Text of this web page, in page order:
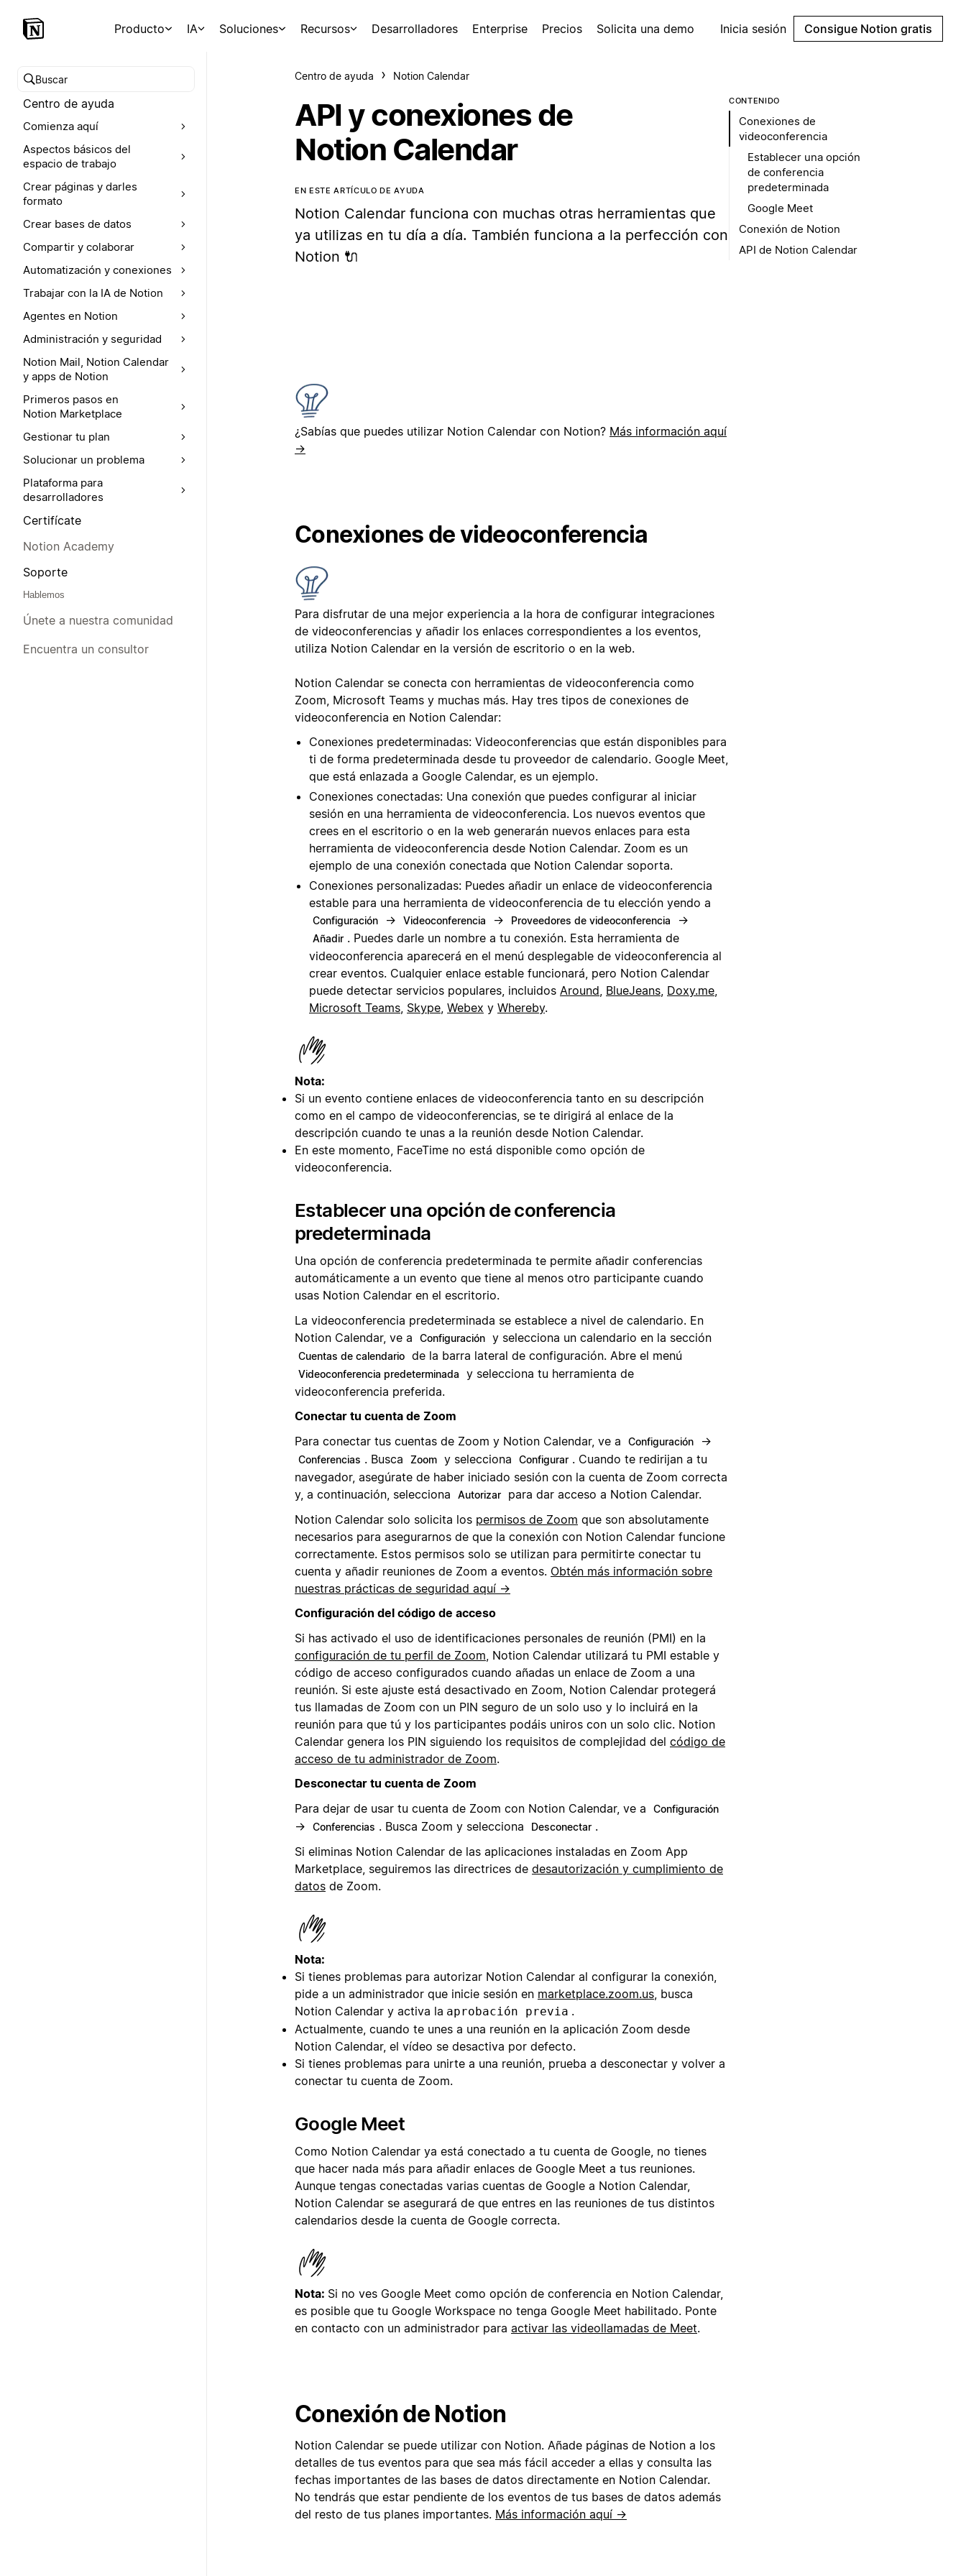
Producto IA Soluciones Recursos Desarrolladores Enterprise Precios Solicita una demo Inicia sesión Consigue Notion gratis
Buscar en el Centro de ayuda
Centro de ayuda
Comienza aquí
Aspectos básicos del
espacio de trabajo
Crear páginas y darles
formato
Crear bases de datos
Compartir y colaborar
Automatización y conexiones
Trabajar con la IA de Notion
Agentes en Notion
Administración y seguridad
Notion Mail, Notion Calendar
y apps de Notion
Primeros pasos en
Notion Marketplace
Gestionar tu plan
Solucionar un problema
Plataforma para
desarrolladores
Certifícate
Notion Academy
Soporte
Hablemos
Únete a nuestra comunidad
Encuentra un consultor
Centro de ayuda Notion Calendar
API y conexiones de
Notion Calendar
EN ESTE ARTÍCULO DE AYUDA
Notion Calendar funciona con muchas otras herramientas que
ya utilizas en tu día a día. También funciona a la perfección con
Notion 🔌
¿Sabías que puedes utilizar Notion Calendar con Notion? Más información aquí
→
Conexiones de videoconferencia
Para disfrutar de una mejor experiencia a la hora de configurar integraciones
de videoconferencias y añadir los enlaces correspondientes a los eventos,
utiliza Notion Calendar en la versión de escritorio o en la web.
Notion Calendar se conecta con herramientas de videoconferencia como
Zoom, Microsoft Teams y muchas más. Hay tres tipos de conexiones de
videoconferencia en Notion Calendar:
Conexiones predeterminadas: Videoconferencias que están disponibles para
ti de forma predeterminada desde tu proveedor de calendario. Google Meet,
que está enlazada a Google Calendar, es un ejemplo.
Conexiones conectadas: Una conexión que puedes configurar al iniciar
sesión en una herramienta de videoconferencia. Los nuevos eventos que
crees en el escritorio o en la web generarán nuevos enlaces para esta
herramienta de videoconferencia desde Notion Calendar. Zoom es un
ejemplo de una conexión conectada que Notion Calendar soporta.
Conexiones personalizadas: Puedes añadir un enlace de videoconferencia
estable para una herramienta de videoconferencia de tu elección yendo a
Configuración → Videoconferencia → Proveedores de videoconferencia →
Añadir . Puedes darle un nombre a tu conexión. Esta herramienta de
videoconferencia aparecerá en el menú desplegable de videoconferencia al
crear eventos. Cualquier enlace estable funcionará, pero Notion Calendar
puede detectar servicios populares, incluidos Around BlueJeans Doxy.me
Microsoft Teams Skype Webex y Whereby.
Nota:
Si un evento contiene enlaces de videoconferencia tanto en su descripción
como en el campo de videoconferencias, se te dirigirá al enlace de la
descripción cuando te unas a la reunión desde Notion Calendar.
En este momento, FaceTime no está disponible como opción de
videoconferencia.
Establecer una opción de conferencia
predeterminada
Una opción de conferencia predeterminada te permite añadir conferencias
automáticamente a un evento que tiene al menos otro participante cuando
usas Notion Calendar en el escritorio.
La videoconferencia predeterminada se establece a nivel de calendario. En
Notion Calendar, ve a
Configuración y selecciona un calendario en la sección
Cuentas de calendario de la barra lateral de configuración. Abre el menú
Videoconferencia predeterminada
y selecciona tu herramienta de
videoconferencia preferida.
Conectar tu cuenta de Zoom
Para conectar tus cuentas de Zoom y Notion Calendar, ve a
Configuración →
Conferencias . Busca Zoom y selecciona Configurar . Cuando te redirijan a tu
navegador, asegúrate de haber iniciado sesión con la cuenta de Zoom correcta
y, a continuación, selecciona
Autorizar
para dar acceso a Notion Calendar.
Notion Calendar solo solicita los permisos de Zoom que son absolutamente
necesarios para asegurarnos de que la conexión con Notion Calendar funcione
correctamente. Estos permisos solo se utilizan para permitirte conectar tu
cuenta y añadir reuniones de Zoom a eventos. Obtén más información sobre
nuestras prácticas de seguridad aquí →
Configuración del código de acceso
Si has activado el uso de identificaciones personales de reunión (PMI) en la
configuración de tu perfil de Zoom , Notion Calendar utilizará tu PMI estable y
código de acceso configurados cuando añadas un enlace de Zoom a una
reunión. Si este ajuste está desactivado en Zoom, Notion Calendar protegerá
tus llamadas de Zoom con un PIN seguro de un solo uso y lo incluirá en la
reunión para que tú y los participantes podáis uniros con un solo clic. Notion
Calendar genera los PIN siguiendo los requisitos de complejidad del código de
acceso de tu administrador de Zoom.
Desconectar tu cuenta de Zoom
Para dejar de usar tu cuenta de Zoom con Notion Calendar, ve a
Configuración
→ Conferencias . Busca Zoom y selecciona Desconectar .
Si eliminas Notion Calendar de las aplicaciones instaladas en Zoom App
Marketplace, seguiremos las directrices de desautorización y cumplimiento de
datos de Zoom.
Nota:
Si tienes problemas para autorizar Notion Calendar al configurar la conexión,
pide a un administrador que inicie sesión en marketplace.zoom.us , busca
Notion Calendar y activa la aprobación previa .
Actualmente, cuando te unes a una reunión en la aplicación Zoom desde
Notion Calendar, el vídeo se desactiva por defecto.
Si tienes problemas para unirte a una reunión, prueba a desconectar y volver a
conectar tu cuenta de Zoom.
Google Meet
Como Notion Calendar ya está conectado a tu cuenta de Google, no tienes
que hacer nada más para añadir enlaces de Google Meet a tus reuniones.
Aunque tengas conectadas varias cuentas de Google a Notion Calendar,
Notion Calendar se asegurará de que entres en las reuniones de tus distintos
calendarios desde la cuenta de Google correcta.
Nota: Si no ves Google Meet como opción de conferencia en Notion Calendar,
es posible que tu Google Workspace no tenga Google Meet habilitado. Ponte
en contacto con un administrador para activar las videollamadas de Meet.
Conexión de Notion
Notion Calendar se puede utilizar con Notion. Añade páginas de Notion a los
detalles de tus eventos para que sea más fácil acceder a ellas y consulta las
fechas importantes de las bases de datos directamente en Notion Calendar.
No tendrás que estar pendiente de los eventos de tus bases de datos además
del resto de tus planes importantes. Más información aquí →
CONTENIDO
Conexiones de
videoconferencia
Establecer una opción
de conferencia
predeterminada
Google Meet
Conexión de Notion
API de Notion Calendar